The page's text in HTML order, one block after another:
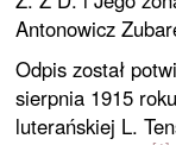
Antonowicz
Odpis został
sierpnia 1915
luterańskiej L.